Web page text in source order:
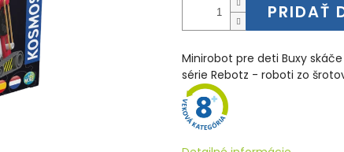
PRIDAŤ
Minirobot pre deti Buxy
série Rebotz - roboti zo